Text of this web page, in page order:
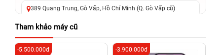
389 Quang Trung, Gò Vấp, Hồ Chí Minh (Q. Gò Vấp cũ)
625 - 625A Âu Cơ, Tân Phú, Hồ Chí Minh (Quận Tân Phú cũ)
326 Lê Văn Việt, Tăng Nhơn Phú, Hồ Chí Minh (Q.9 TP. Thủ
Đức cũ)
Tham khảo máy cũ
-5.500.000đ -3.900.000đ